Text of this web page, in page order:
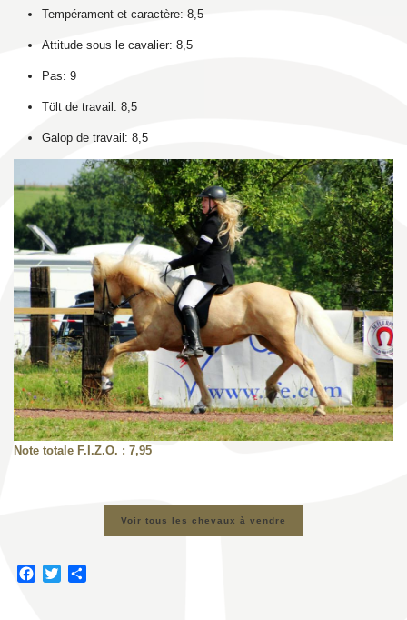
Tempérament et caractère: 8,5
Attitude sous le cavalier: 8,5
Pas: 9
Tölt de travail: 8,5
Galop de travail: 8,5
Note totale F.I.Z.O. : 7,95
Voir tous les chevaux à vendre